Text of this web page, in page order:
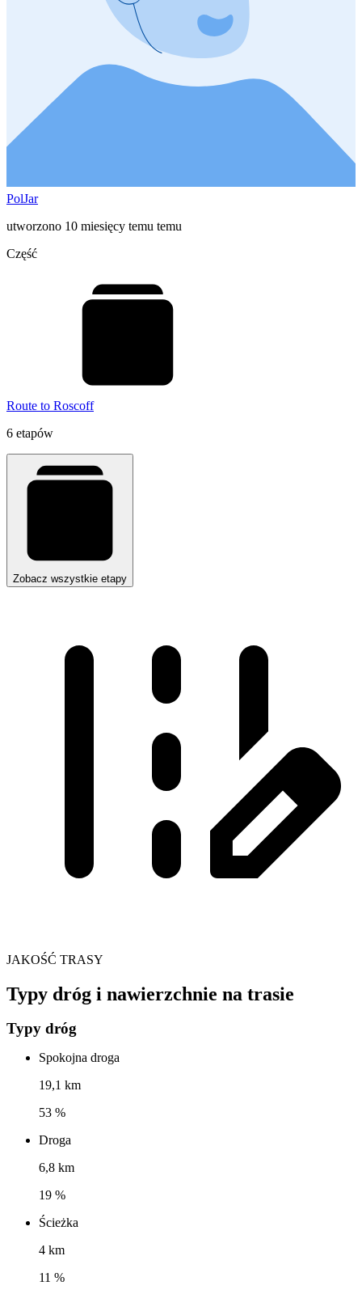
PolJar
utworzono 10 miesięcy temu temu
Część
Route to Roscoff
6 etapów
Zobacz wszystkie etapy
JAKOŚĆ TRASY
Typy dróg i nawierzchnie na trasie
Typy dróg
Spokojna droga
19,1 km
53 %
Droga
6,8 km
19 %
Ścieżka
4 km
11 %